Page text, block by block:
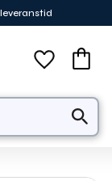
Favoriter